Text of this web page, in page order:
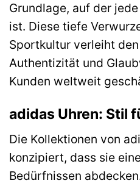
Grundlage, auf der
ist. Diese tiefe
Sportkultur verleiht
Authentizität und
Kunden weltweit
adidas Uhren: Stil
Die Kollektionen von
konzipiert, dass sie
Bedürfnissen